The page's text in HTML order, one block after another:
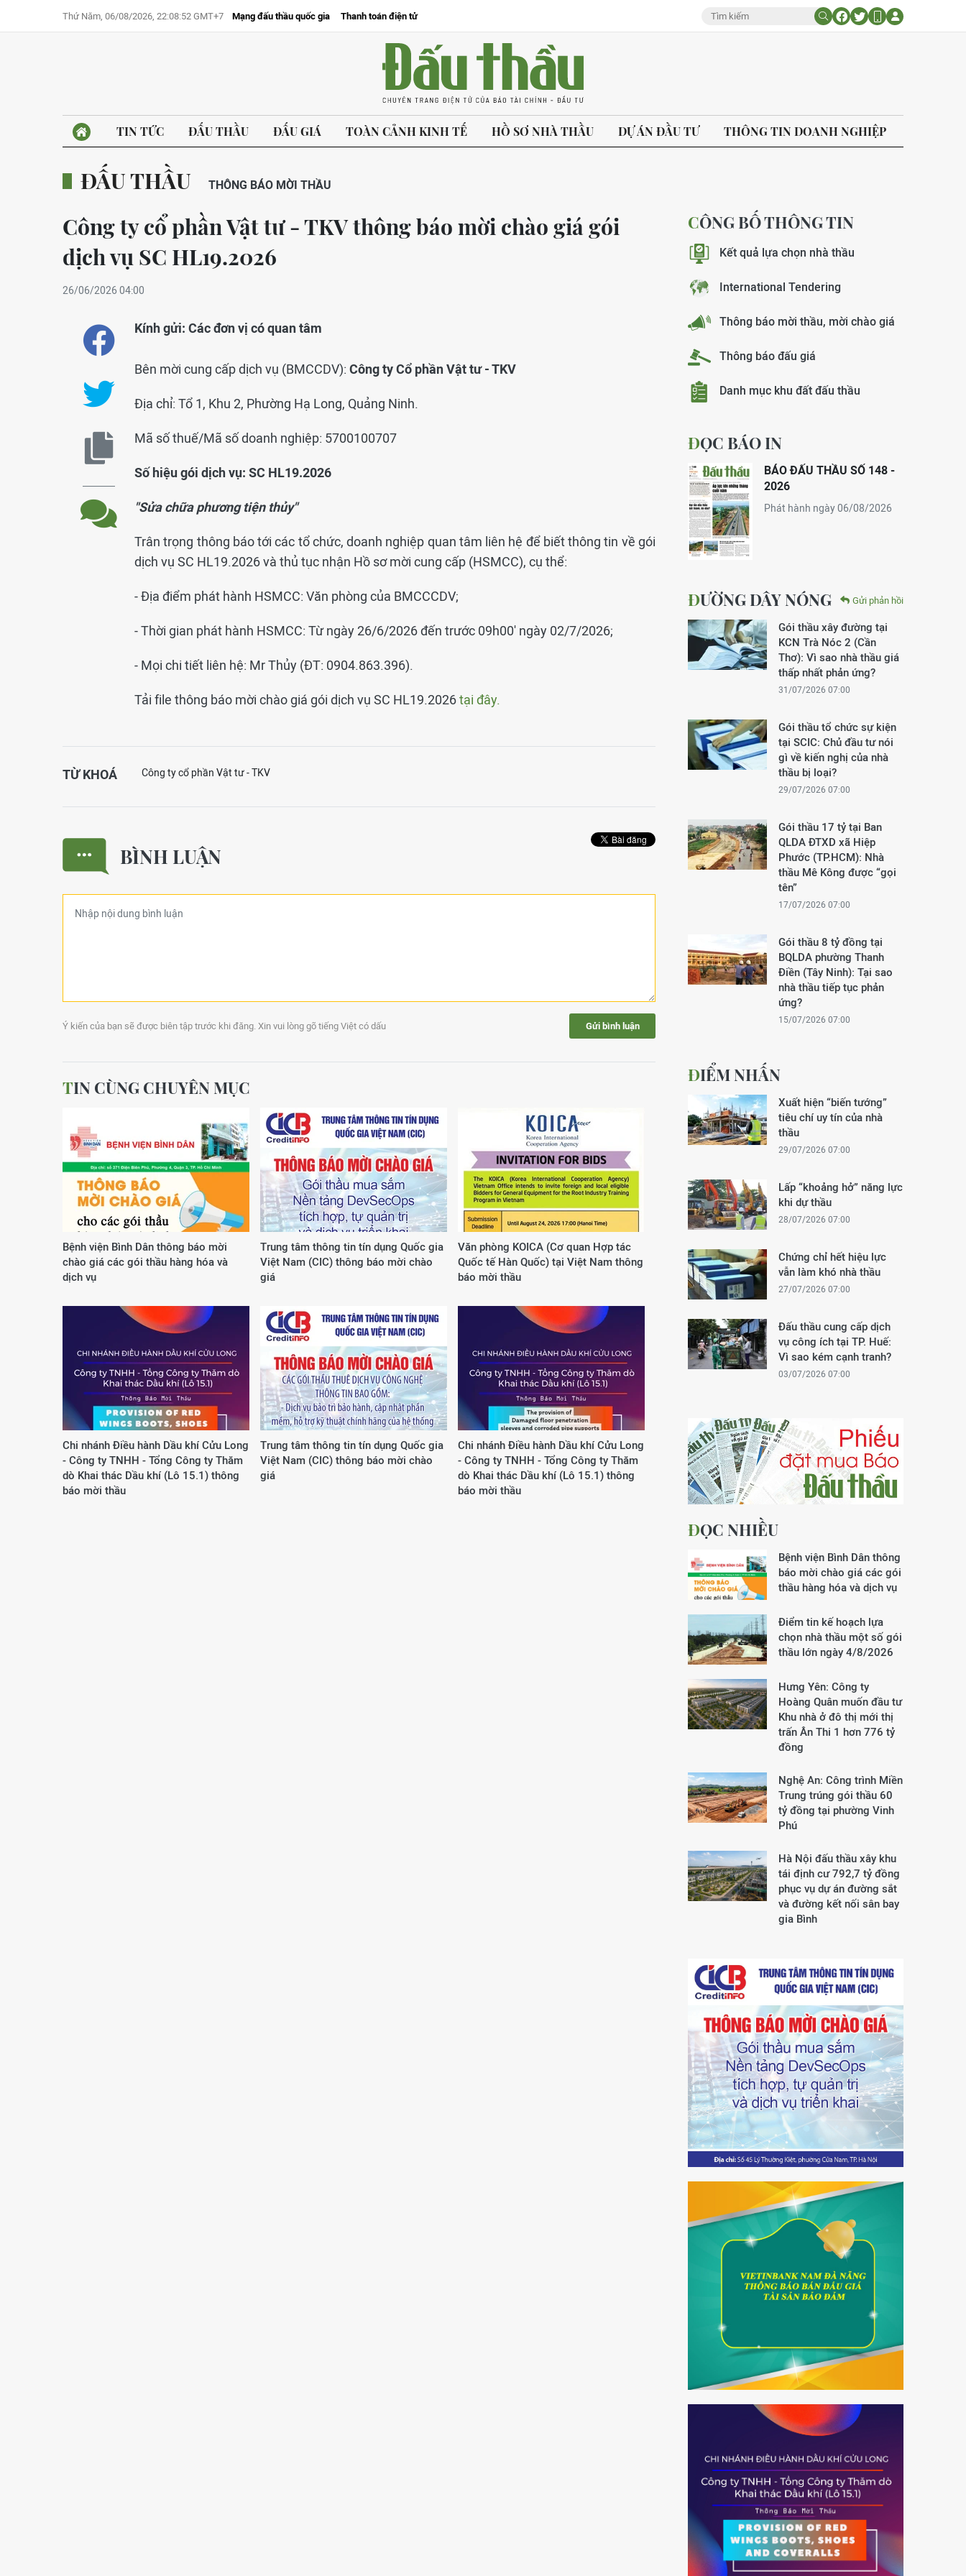
Thứ Năm, 06/08/2026, 22:08:52 GMT+7 Mạng đấu thầu quốc gia Thanh toán điện tử
TIN TỨC ĐẤU THẦU ĐẤU GIÁ TOÀN CẢNH KINH TẾ HỒ SƠ NHÀ THẦU DỰ ÁN ĐẦU TƯ THÔNG TIN DOANH NGHIỆP
ĐẤU THẦU THÔNG BÁO MỜI THẦU
Công ty cổ phần Vật tư - TKV thông báo mời chào giá gói
dịch vụ SC HL19.2026
26/06/2026 04:00
Kính gửi: Các đơn vị có quan tâm
Bên mời cung cấp dịch vụ (BMCCDV): Công ty Cổ phần Vật tư - TKV
Địa chỉ: Tổ 1, Khu 2, Phường Hạ Long, Quảng Ninh.
Mã số thuế/Mã số doanh nghiệp: 5700100707
Số hiệu gói dịch vụ: SC HL19.2026
"Sửa chữa phương tiện thủy"
Trân trọng thông báo tới các tổ chức, doanh nghiệp quan tâm liên hệ để biết thông tin về gói
dịch vụ SC HL19.2026 và thủ tục nhận Hồ sơ mời cung cấp (HSMCC), cụ thể:
- Địa điểm phát hành HSMCC: Văn phòng của BMCCCDV;
- Thời gian phát hành HSMCC: Từ ngày 26/6/2026 đến trước 09h00' ngày 02/7/2026;
- Mọi chi tiết liên hệ: Mr Thủy (ĐT: 0904.863.396).
Tải file thông báo mời chào giá gói dịch vụ SC HL19.2026tại đây.
TỪ KHOÁ Công ty cổ phần Vật tư - TKV
BÌNH LUẬN
Ý kiến của bạn sẽ được biên tập trước khi đăng. Xin vui lòng gõ tiếng Việt có dấu Gửi bình luận
TIN CÙNG CHUYÊN MỤC
Bệnh viện Bình Dân thông báo mời
chào giá các gói thầu hàng hóa và
dịch vụ
Trung tâm thông tin tín dụng Quốc gia
Việt Nam (CIC) thông báo mời chào
giá
Văn phòng KOICA (Cơ quan Hợp tác
Quốc tế Hàn Quốc) tại Việt Nam thông
báo mời thầu
Chi nhánh Điều hành Dầu khí Cửu Long
- Công ty TNHH - Tổng Công ty Thăm
dò Khai thác Dầu khí (Lô 15.1) thông
báo mời thầu
Trung tâm thông tin tín dụng Quốc gia
Việt Nam (CIC) thông báo mời chào
giá
Chi nhánh Điều hành Dầu khí Cửu Long
- Công ty TNHH - Tổng Công ty Thăm
dò Khai thác Dầu khí (Lô 15.1) thông
báo mời thầu
CÔNG BỐ THÔNG TIN
Kết quả lựa chọn nhà thầu
International Tendering
Thông báo mời thầu, mời chào giá
Thông báo đấu giá
Danh mục khu đất đấu thầu
ĐỌC BÁO IN
BÁO ĐẤU THẦU SỐ 148 -
2026
Phát hành ngày 06/08/2026
ĐƯỜNG DÂY NÓNG Gửi phản hồi
Gói thầu xây đường tại
KCN Trà Nóc 2 (Cần
Thơ): Vì sao nhà thầu giá
thấp nhất phản ứng?
31/07/2026 07:00
Gói thầu tổ chức sự kiện
tại SCIC: Chủ đầu tư nói
gì về kiến nghị của nhà
thầu bị loại?
29/07/2026 07:00
Gói thầu 17 tỷ tại Ban
QLDA ĐTXD xã Hiệp
Phước (TP.HCM): Nhà
thầu Mê Kông được “gọi
tên”
17/07/2026 07:00
Gói thầu 8 tỷ đồng tại
BQLDA phường Thanh
Điền (Tây Ninh): Tại sao
nhà thầu tiếp tục phản
ứng?
15/07/2026 07:00
ĐIỂM NHẤN
Xuất hiện “biến tướng”
tiêu chí uy tín của nhà
thầu
29/07/2026 07:00
Lấp “khoảng hở” năng lực
khi dự thầu
28/07/2026 07:00
Chứng chỉ hết hiệu lực
vẫn làm khó nhà thầu
27/07/2026 07:00
Đấu thầu cung cấp dịch
vụ công ích tại TP. Huế:
Vì sao kém cạnh tranh?
03/07/2026 07:00
ĐỌC NHIỀU
Bệnh viện Bình Dân thông
báo mời chào giá các gói
thầu hàng hóa và dịch vụ
Điểm tin kế hoạch lựa
chọn nhà thầu một số gói
thầu lớn ngày 4/8/2026
Hưng Yên: Công ty
Hoàng Quân muốn đầu tư
Khu nhà ở đô thị mới thị
trấn Ân Thi 1 hơn 776 tỷ
đồng
Nghệ An: Công trình Miền
Trung trúng gói thầu 60
tỷ đồng tại phường Vinh
Phú
Hà Nội đấu thầu xây khu
tái định cư 792,7 tỷ đồng
phục vụ dự án đường sắt
và đường kết nối sân bay
gia Bình